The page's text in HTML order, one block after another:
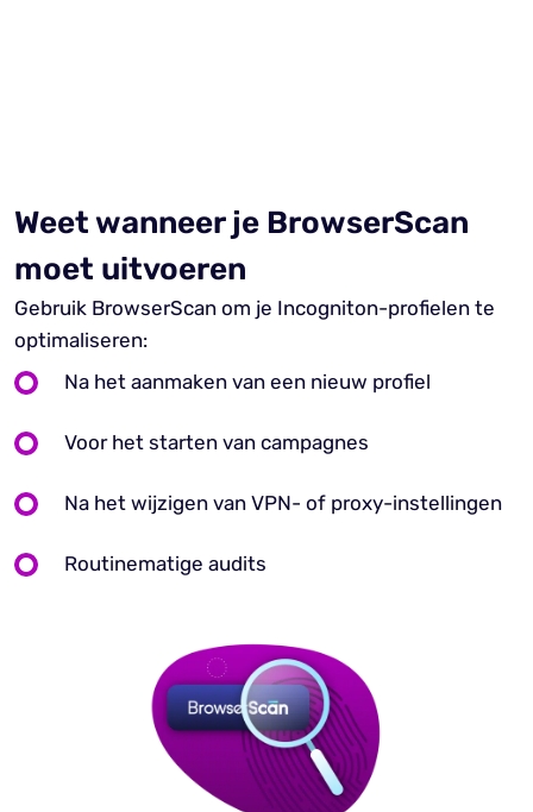
Weet wanneer je BrowserScan
moet uitvoeren
Gebruik BrowserScan om je Incogniton-profielen te
optimaliseren:
Na het aanmaken van een nieuw profiel
Voor het starten van campagnes
Na het wijzigen van VPN- of proxy-instellingen
Routinematige audits